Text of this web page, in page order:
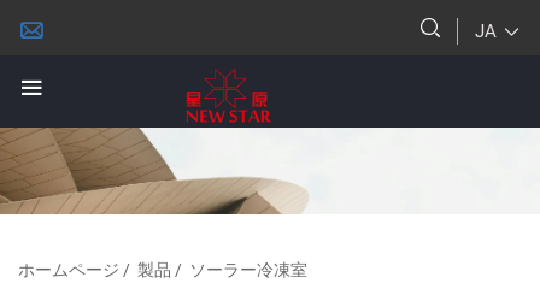
JA
ホームページ / 製品 / ソーラー冷凍室